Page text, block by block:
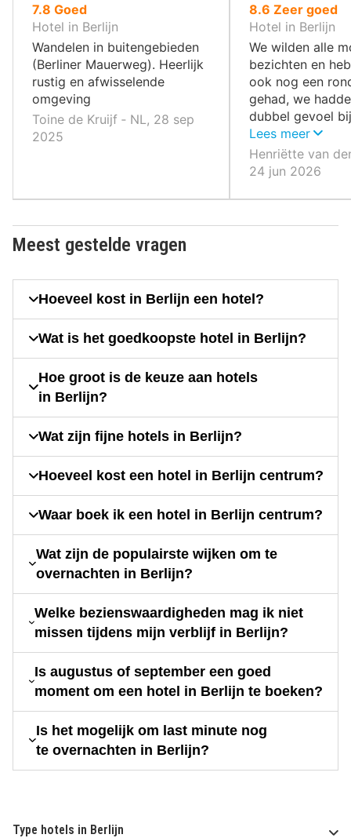
7.8 uit
10
,
Goed
Hotel in Berlijn
Wandelen in buitengebieden
(Berliner Mauerweg). Heerlijk
rustig en afwisselende
omgeving
Toine de Kruijf ‐ NL, 28 sep
2025
8.6 uit
10
,
Zeer goed
Hotel in Berlijn
We wilden alle
bezichten en
ook nog een
gehad, we
dubbel gevoel
we daar zagen,
deze mensen
doorstaan en
steeds veel
Lees meer
Henriëtte van
24 jun 2026
Meest gestelde vragen
Hoeveel kost in Berlijn een hotel?
Wat is het goedkoopste hotel in Berlijn?
Hoe groot is de keuze aan hotels
in Berlijn?
Wat zijn fijne hotels in Berlijn?
Hoeveel kost een hotel in Berlijn centrum?
Waar boek ik een hotel in Berlijn centrum?
Wat zijn de populairste wijken om te
overnachten in Berlijn?
Welke bezienswaardigheden mag ik niet
missen tijdens mijn verblijf in Berlijn?
Is augustus of september een goed
moment om een hotel in Berlijn te boeken?
Is het mogelijk om last minute nog
te overnachten in Berlijn?
Type hotels in Berlijn